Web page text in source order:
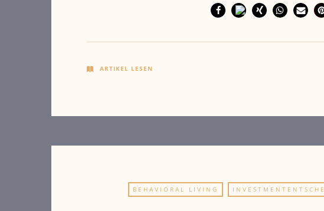
ARTIKEL LESEN
BEHAVIORAL LIVING